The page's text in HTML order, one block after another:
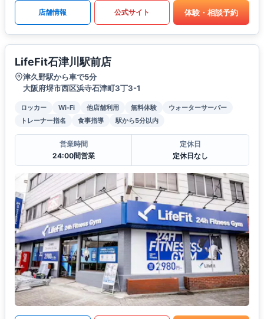
店舗情報 公式サイト 体験・相談予約
LifeFit石津川駅前店
津久野駅から車で5分
大阪府堺市西区浜寺石津町3丁3-1
ロッカー Wi-Fi 他店舗利用 無料体験
ウォーターサーバー
トレーナー指名
食事指導 駅から5分以内
営業時間
24:00間営業
定休日
定休日なし